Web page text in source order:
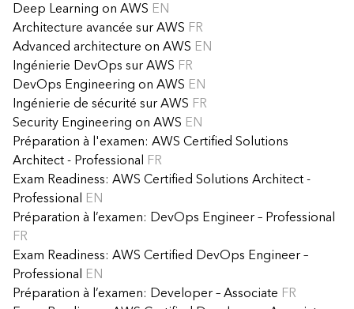
Deep Learning on AWS EN
Architecture avancée sur AWS FR
Advanced architecture on AWS EN
Ingénierie DevOps sur AWS FR
DevOps Engineering on AWS EN
Ingénierie de sécurité sur AWS FR
Security Engineering on AWS EN
Préparation à l'examen: AWS Certified Solutions
Architect - Professional FR
Exam Readiness: AWS Certified Solutions Architect -
Professional EN
Préparation à l’examen: DevOps Engineer – Professional
FR
Exam Readiness: AWS Certified DevOps Engineer –
Professional EN
Préparation à l’examen: Developer – Associate FR